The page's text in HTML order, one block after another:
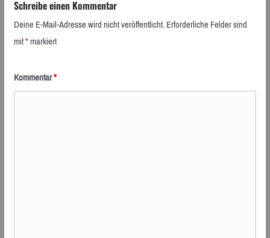
Schreibe einen Kommentar
Deine E-Mail-Adresse wird nicht veröffentlicht.Erforderliche Felder sind
mit*markiert
Kommentar*